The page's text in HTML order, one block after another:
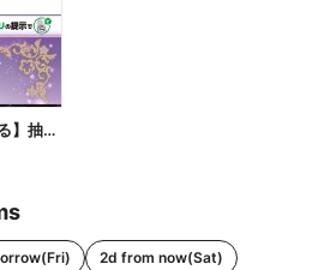
【ファミペイでスタンプ貯まる】抽選でペアチケットが当たる!
2d from now(Sat)